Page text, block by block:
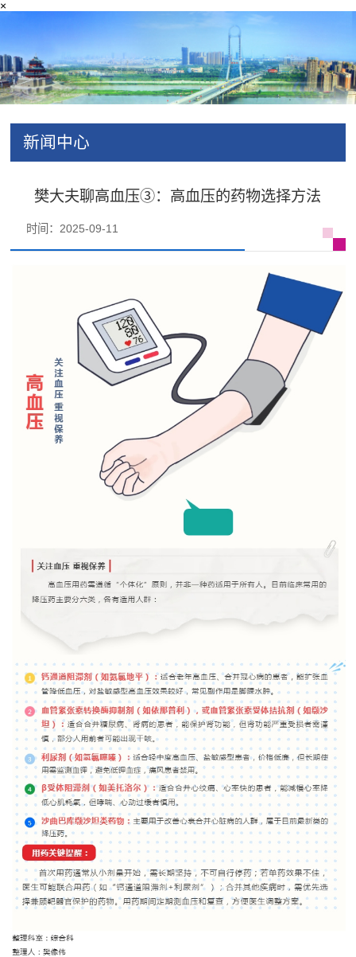
×
新闻中心
樊大夫聊高血压③：高血压的药物选择方法
时间：2025-09-11